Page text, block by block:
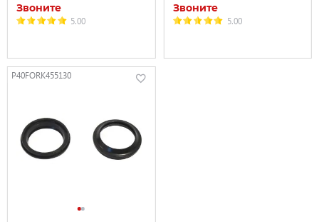
Звоните
5.00
Звоните
5.00
P40FORK455130